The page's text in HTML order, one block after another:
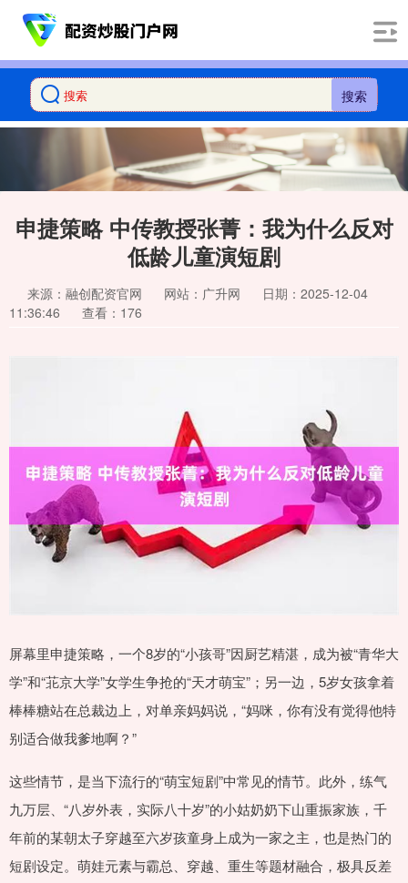
搜索
申捷策略 中传教授张菁：我为什么反对
低龄儿童演短剧
来源：融创配资官网 网站：广升网
日期：2025-12-04
11:36:46
查看：176
屏幕里申捷策略，一个8岁的“小孩哥”因厨艺精湛，成为被“青华大
学”和“苝京大学”女学生争抢的“天才萌宝”；另一边，5岁女孩拿着
棒棒糖站在总裁边上，对单亲妈妈说，“妈咪，你有没有觉得他特
别适合做我爹地啊？”
这些情节，是当下流行的“萌宝短剧”中常见的情节。此外，练气
九万层、“八岁外表，实际八十岁”的小姑奶奶下山重振家族，千
年前的某朝太子穿越至六岁孩童身上成为一家之主，也是热门的
短剧设定。萌娃元素与霸总、穿越、重生等题材融合，极具反差